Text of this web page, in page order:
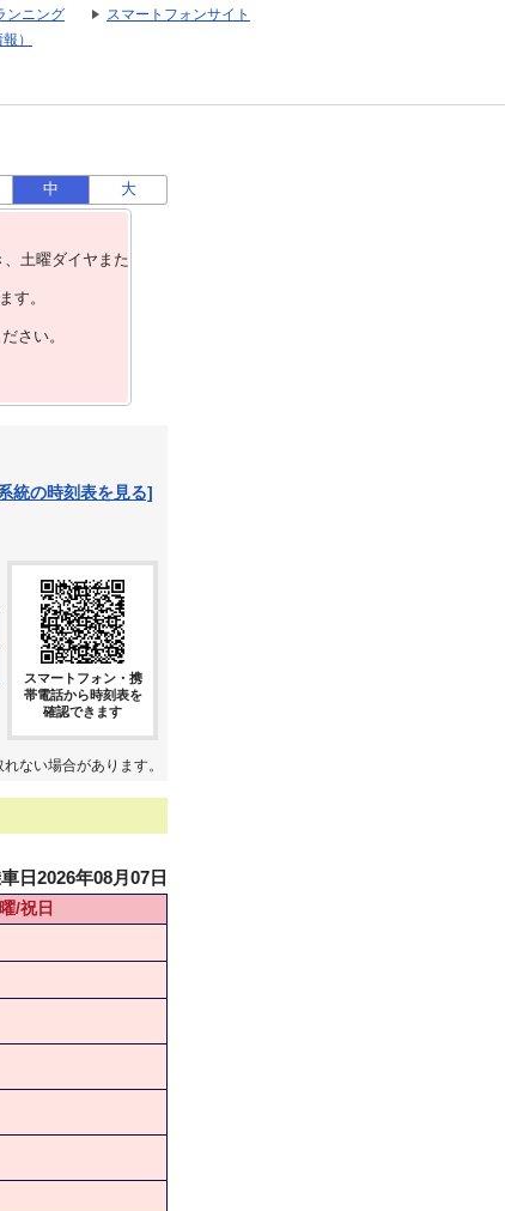
ンニング
スマートフォンサイト
）
中 大
⼟曜ダイヤまた
す。
さい。
統の時刻表を見る]
スマートフォン・携
帯電話から時刻表を
確認できます
ない場合があります。
日2026年08月07日
/祝日